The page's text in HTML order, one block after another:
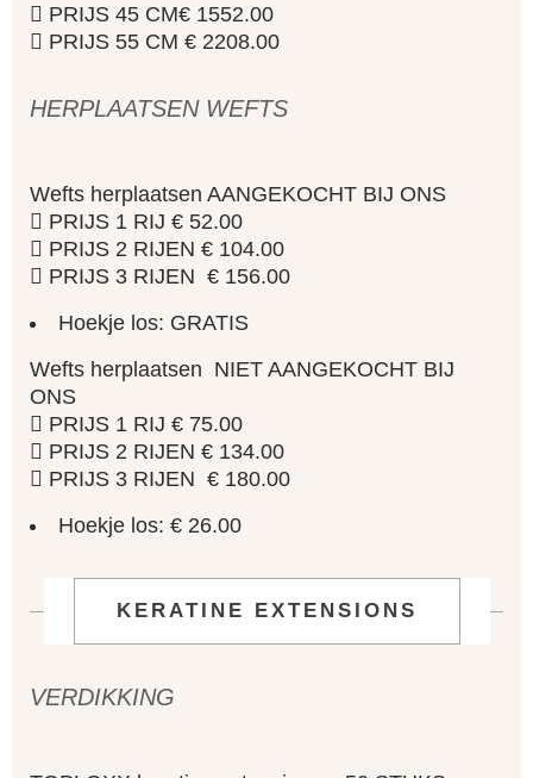
 PRIJS 45 CM€ 1552.00
 PRIJS 55 CM € 2208.00
HERPLAATSEN WEFTS
Wefts herplaatsen AANGEKOCHT BIJ ONS
 PRIJS 1 RIJ € 52.00
 PRIJS 2 RIJEN € 104.00
 PRIJS 3 RIJEN € 156.00
Hoekje los: GRATIS
Wefts herplaatsen NIET AANGEKOCHT BIJ
ONS
 PRIJS 1 RIJ € 75.00
 PRIJS 2 RIJEN € 134.00
 PRIJS 3 RIJEN € 180.00
Hoekje los: € 26.00
KERATINE EXTENSIONS
VERDIKKING